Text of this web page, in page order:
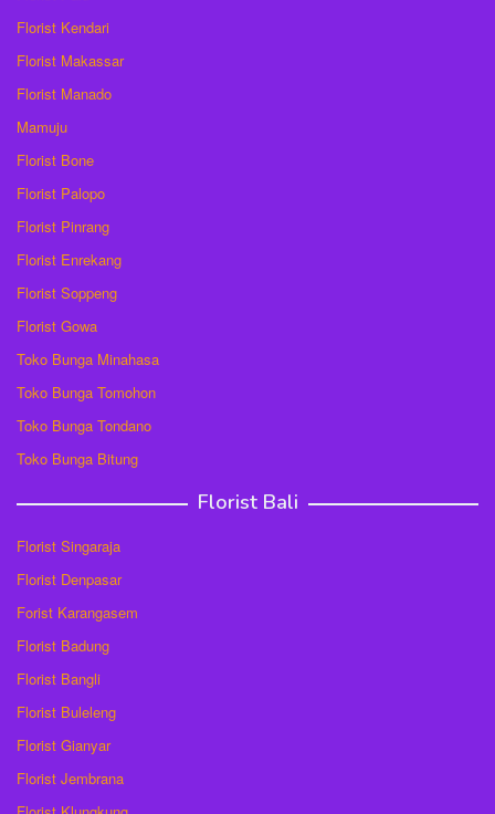
Florist Kendari
Florist Makassar
Florist Manado
Mamuju
Florist Bone
Florist Palopo
Florist Pinrang
Florist Enrekang
Florist Soppeng
Florist Gowa
Toko Bunga Minahasa
Toko Bunga Tomohon
Toko Bunga Tondano
Toko Bunga Bitung
Florist Bali
Florist Singaraja
Florist Denpasar
Forist Karangasem
Florist Badung
Florist Bangli
Florist Buleleng
Florist Gianyar
Florist Jembrana